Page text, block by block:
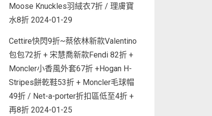
Moose Knuckles羽絨衣7折 / 理膚寶
水8折 2024-01-29
Cettire快閃9折~蔡依林新款Valentino
包包72折 + 宋慧喬新款Fendi 82折 +
Moncler小香風外套67折 +Hogan H-
Stripes餅乾鞋53折 + Moncler毛球帽
49折 / Net-a-porter折扣區低至4折 +
再8折 2024-01-25